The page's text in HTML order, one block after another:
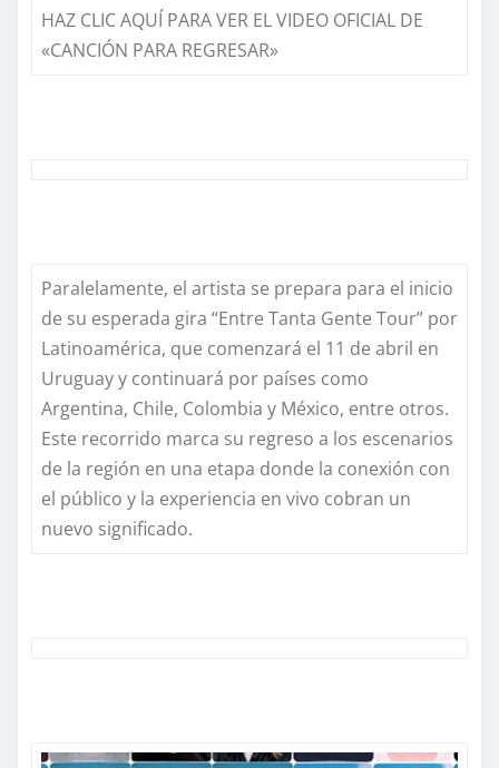
HAZ CLIC AQUÍ PARA VER EL VIDEO OFICIAL DE
«CANCIÓN PARA REGRESAR»
Paralelamente, el artista se prepara para el inicio
de su esperada gira “Entre Tanta Gente Tour” por
Latinoamérica, que comenzará el 11 de abril en
Uruguay y continuará por países como
Argentina, Chile, Colombia y México, entre otros.
Este recorrido marca su regreso a los escenarios
de la región en una etapa donde la conexión con
el público y la experiencia en vivo cobran un
nuevo significado.